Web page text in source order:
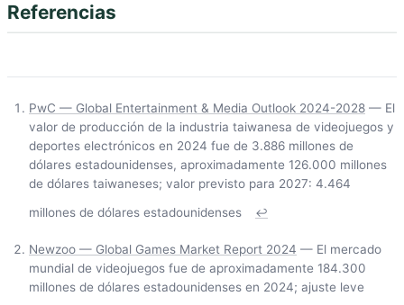
Referencias
PwC — Global Entertainment & Media Outlook 2024-2028 — El
valor de producción de la industria taiwanesa de videojuegos y
deportes electrónicos en 2024 fue de 3.886 millones de
dólares estadounidenses, aproximadamente 126.000 millones
de dólares taiwaneses; valor previsto para 2027: 4.464
millones de dólares estadounidenses
↩
Newzoo — Global Games Market Report 2024 — El mercado
mundial de videojuegos fue de aproximadamente 184.300
millones de dólares estadounidenses en 2024; ajuste leve